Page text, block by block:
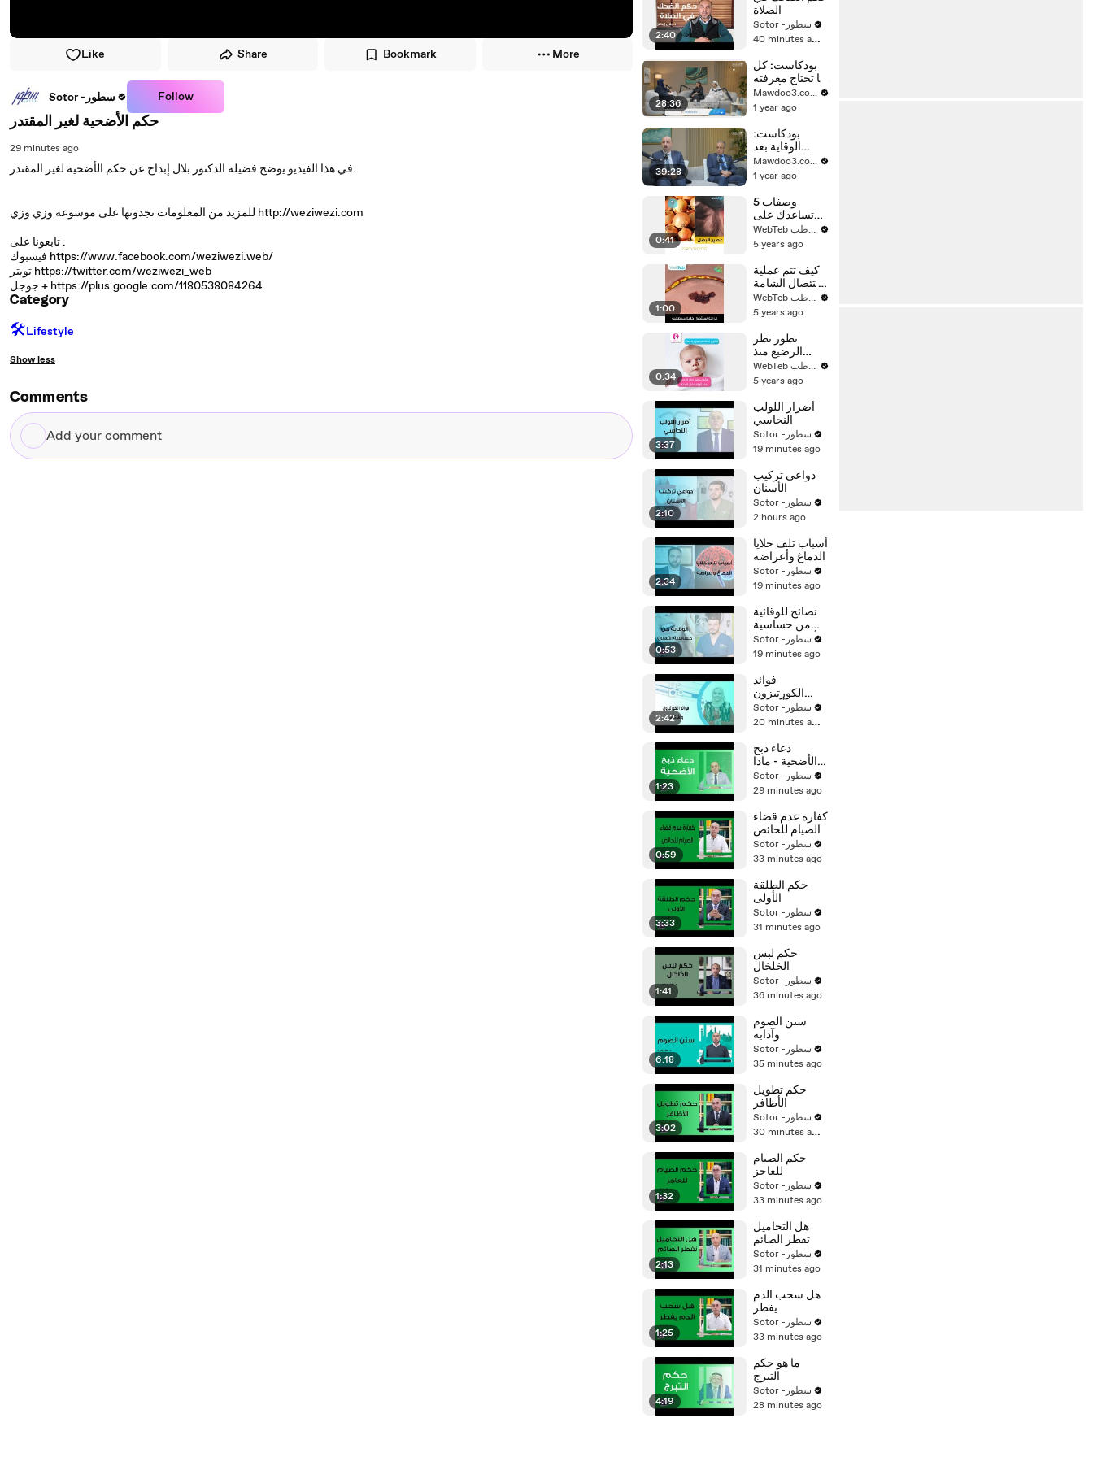
Like Share Bookmark More
Sotor -سطور Follow
حكم الأضحية لغير المقتدر
29 minutes ago
في هذا الفيديو يوضح فضيلة الدكتور بلال إبداح عن حكم الأضحية لغير المقتدر.
للمزيد من المعلومات تجدونها على موسوعة وزي وزي http://weziwezi.com
تابعونا على :
فيسبوك https://www.facebook.com/weziwezi.web/
تويتر https://twitter.com/weziwezi_web
جوجل + https://plus.google.com/1180538084264
Category
🛠️Lifestyle
Show less
Comments
Add
your
2:40
الصلاة
Sotor -سطور
40 minutes ago
28:36
بودكاست: كل
ما تحتاج معرفته
عن أسرار
اللوكيميا
Mawdoo3.com
1 year ago
39:28
بودكاست:
الوقاية بعد
الشفاء من
سرطان الثدي
Mawdoo3.com
1 year ago
0:41
5 وصفات
تساعدك على
التخلص من
الثعلبة وتساقط
WebTeb ويب طب
5 years ago
1:00
كيف تتم عملية
استئصال الشامة
والخلية
السرطانية من
WebTeb ويب طب
5 years ago
0:34
تطور نظر
الرضيع منذ
الولادة حتى
السنة
WebTeb ويب طب
5 years ago
3:37
أضرار اللولب
النحاسي
Sotor -سطور
19 minutes ago
2:10
دواعي تركيب
الأسنان
Sotor -سطور
2 hours ago
2:34
أسباب تلف خلايا
الدماغ وأعراضه
Sotor -سطور
19 minutes ago
0:53
نصائح للوقائية
من حساسية
الأسنان والتهاب
اللثة
Sotor -سطور
19 minutes ago
2:42
فوائد
الكورتيزون
وأشكالهSotor -سطور
20 minutes ago
1:23
دعاء ذبح
الأضحية - ماذا
يقال عند ذبح
الأضحية
Sotor -سطور
29 minutes ago
0:59
كفارة عدم قضاء
الصيام للحائض
Sotor -سطور
33 minutes ago
3:33
حكم الطلقة
الأولى
Sotor -سطور
31 minutes ago
1:41
حكم لبس
الخلخال
Sotor -سطور
36 minutes ago
6:18
سنن الصوم
وآدابه
Sotor -سطور
35 minutes ago
3:02
حكم تطويل
الأظافر
Sotor -سطور
30 minutes ago
1:32
حكم الصيام
للعاجز
Sotor -سطور
33 minutes ago
2:13
هل التحاميل
تفطر الصائم
Sotor -سطور
31 minutes ago
1:25
هل سحب الدم
يفطر
Sotor -سطور
33 minutes ago
4:19
ما هو حكم
التبرج
Sotor -سطور
28 minutes ago